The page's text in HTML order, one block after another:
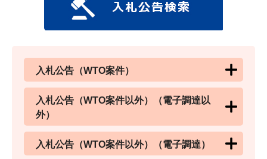
入札公告（WTO案件）
入札公告（WTO案件以外）（電子調達以
外）
入札公告（WTO案件以外）（電子調達）